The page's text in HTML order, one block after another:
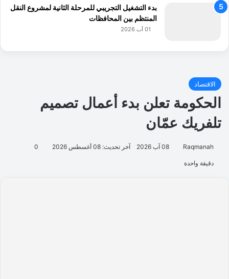
بدء التشغيل التجريبي للمرحلة الثانية لمشروع النقل
المنتظم بين المحافظات
01 آب 2026